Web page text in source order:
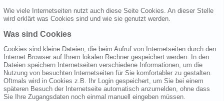
Wie viele Internetseiten nutzt auch diese Seite Cookies. An dieser Stelle
wird erklärt was Cookies sind und wie sie genutzt werden.
Was sind Cookies
Cookies sind kleine Dateien, die beim Aufruf von Internetseiten durch den
Internet Browser auf Ihrem lokalen Rechner gespeichert werden. In den
Dateien speichern Internetseiten verschiedene Informationen, um die
Nutzung von besuchten Internetseiten für Sie komfortabler zu gestalten.
Oftmals wird in Cookies z.B. Ihr Login gespeichert, um Sie bei einem
späteren Besuch der Internetseite automatisch anzumelden, ohne dass
Sie Ihre Zugangsdaten noch einmal manuell eingeben müssen.